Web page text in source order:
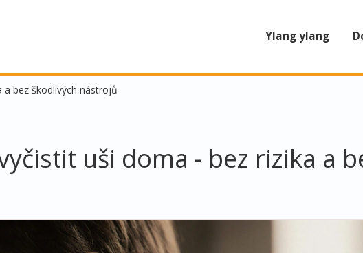
Ylang ylang
a bez škodlivých nástrojů
uši doma - bez rizika a